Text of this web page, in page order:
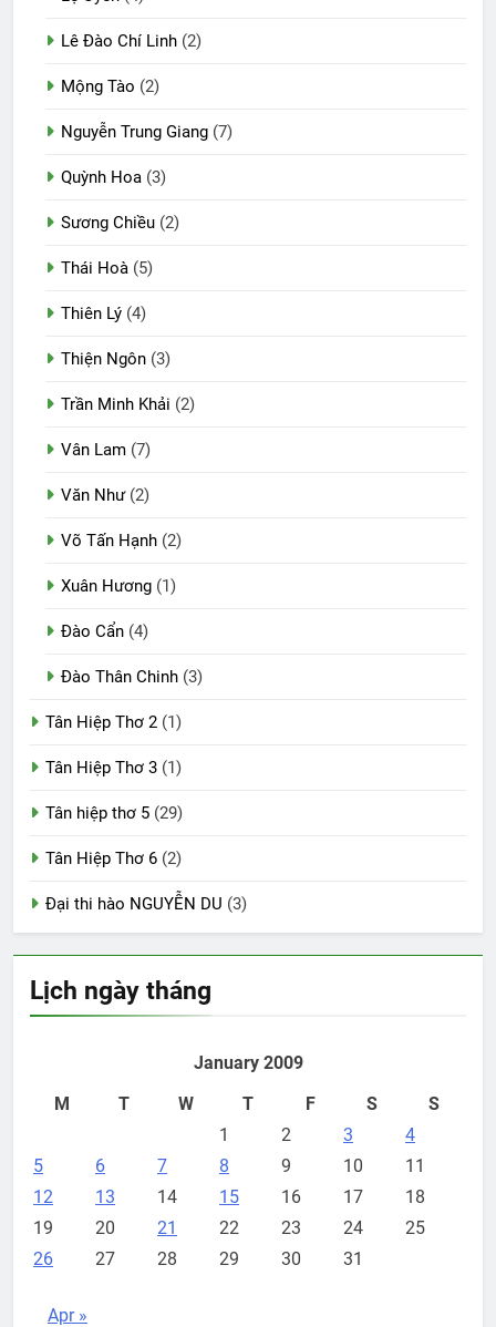
Lê Đào Chí Linh (2)
Mộng Tào (2)
Nguyễn Trung Giang (7)
Quỳnh Hoa (3)
Sương Chiều (2)
Thái Hoà (5)
Thiên Lý (4)
Thiện Ngôn (3)
Trần Minh Khải (2)
Vân Lam (7)
Văn Như(2)
Võ Tấn Hạnh (2)
Xuân Hương (1)
Đào Cẩn (4)
Đào Thân Chinh (3)
Tân Hiệp Thơ 2 (1)
Tân Hiệp Thơ 3 (1)
Tân hiệp thơ 5 (29)
Tân Hiệp Thơ 6 (2)
Đại thi hào NGUYỄN DU (3)
Lịch ngày tháng
January 2009
M
T W T F S
S
1
2 3
4
5
6 7 8 9 10
11
12
13 14 15 16 17
18
19
20 21 22 23 24
25
26
27 28 29 30 31
Apr »